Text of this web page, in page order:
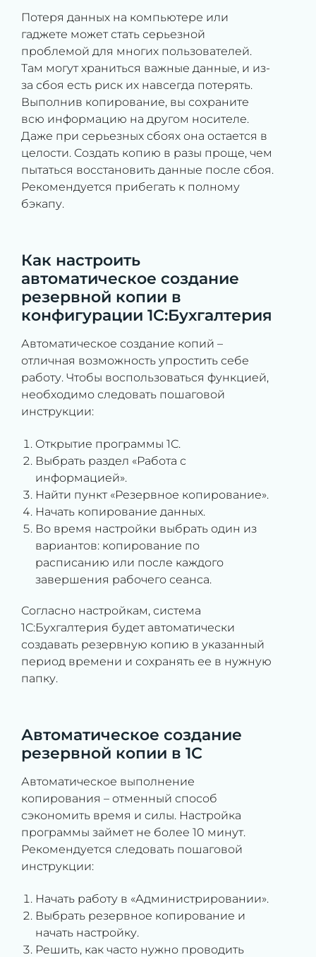
Потеря данных на компьютере или
гаджете может стать серьезной
проблемой для многих пользователей.
Там могут храниться важные данные, и из-
за сбоя есть риск их навсегда потерять.
Выполнив копирование, вы сохраните
всю информацию на другом носителе.
Даже при серьезных сбоях она остается в
целости. Создать копию в разы проще, чем
пытаться восстановить данные после сбоя.
Рекомендуется прибегать к полному
бэкапу.
Как настроить
автоматическое создание
резервной копии в
конфигурации 1С:Бухгалтерия
Автоматическое создание копий –
отличная возможность упростить себе
работу. Чтобы воспользоваться функцией,
необходимо следовать пошаговой
инструкции:
Открытие программы 1С.
Выбрать раздел «Работа с
информацией».
Найти пункт «Резервное копирование».
Начать копирование данных.
Во время настройки выбрать один из
вариантов: копирование по
расписанию или после каждого
завершения рабочего сеанса.
Согласно настройкам, система
1С:Бухгалтерия будет автоматически
создавать резервную копию в указанный
период времени и сохранять ее в нужную
папку.
Автоматическое создание
резервной копии в 1С
Автоматическое выполнение
копирования – отменный способ
сэкономить время и силы. Настройка
программы займет не более 10 минут.
Рекомендуется следовать пошаговой
инструкции:
Начать работу в «Администрировании».
Выбрать резервное копирование и
начать настройку.
Решить, как часто нужно проводить